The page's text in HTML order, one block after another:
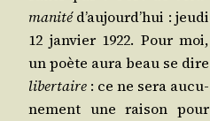
ma­ni­téd’au­jourd’­hui : jeu­di
12 jan­vier 1922. Pour moi,
un poète aura beau se dire
liber­taire : ce ne sera aucu­
ne­ment une rai­son pour